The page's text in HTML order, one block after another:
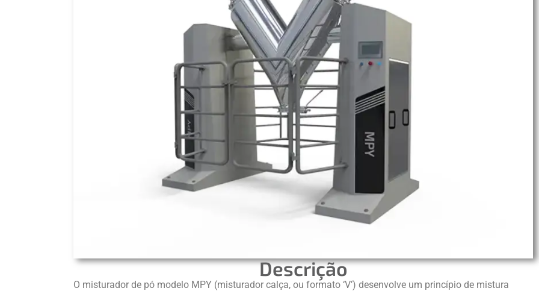
Descrição
O misturador de pó modelo MPY (misturador calça, ou formato ‘V’) desenvolve um princípio de mistura